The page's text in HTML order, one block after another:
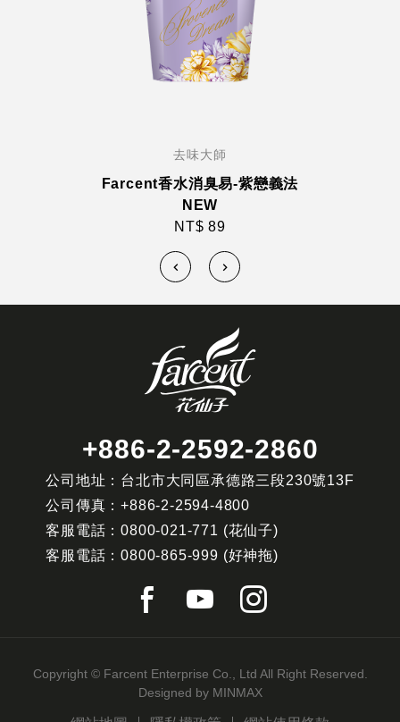
去味大師
Farcent香水消臭易-紫戀義法
NEW
NT$ 89
+886-2-2592-2860
公司地址：台北市大同區承德路三段230號13F
公司傳真：+886-2-2594-4800
客服電話：0800-021-771 (花仙子)
客服電話：0800-865-999 (好神拖)
Copyright © Farcent Enterprise Co., Ltd All Right Reserved.
Designed by MINMAX